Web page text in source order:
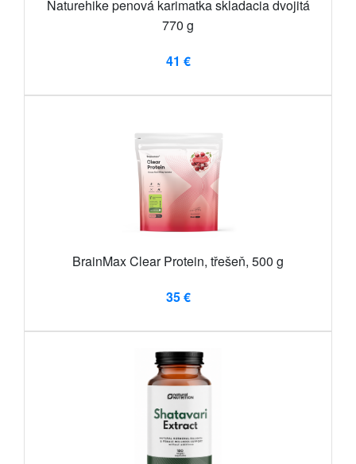
Naturehike penová karimatka skladacia dvojitá
770 g
41 €
BrainMax Clear Protein, třešeň, 500 g
35 €